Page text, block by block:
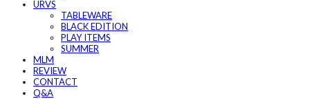
URVS
TABLEWARE
BLACK EDITION
PLAY ITEMS
SUMMER
MLM
REVIEW
CONTACT
Q&A